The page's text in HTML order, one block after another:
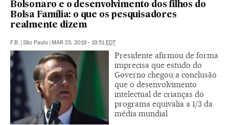
Bolsonaro e o desenvolvimento dos filhos do
Bolsa Família: o que os pesquisadores
realmente dizem
F.B. São Paulo MAR 23, 2019 - 19:51 EDT
Presidente afirmou de forma
imprecisa que estudo do
Governo chegou a conclusão
que o desenvolvimento
intelectual de crianças do
programa equivalia a 1/3 da
média mundial